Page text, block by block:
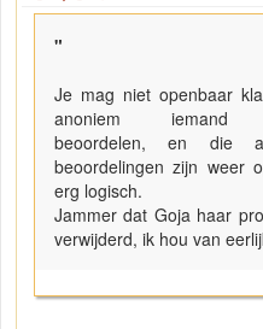
"
Je mag niet openbaar
anoniem iemand
beoordelen, en die
beoordelingen zijn weer
erg logisch.
Jammer dat Goja haar
verwijderd, ik hou van